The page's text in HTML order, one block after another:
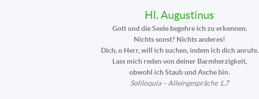
Hl. Augustinus
Gott und die Seele begehre ich zu erkennen.
Nichts sonst? Nichts anderes!
Dich, o Herr, will ich suchen, indem ich dich anrufe.
Lass mich reden von deiner Barmherzigkeit,
obwohl ich Staub und Asche bin.
Soliloquia – Alleingespräche 1,7